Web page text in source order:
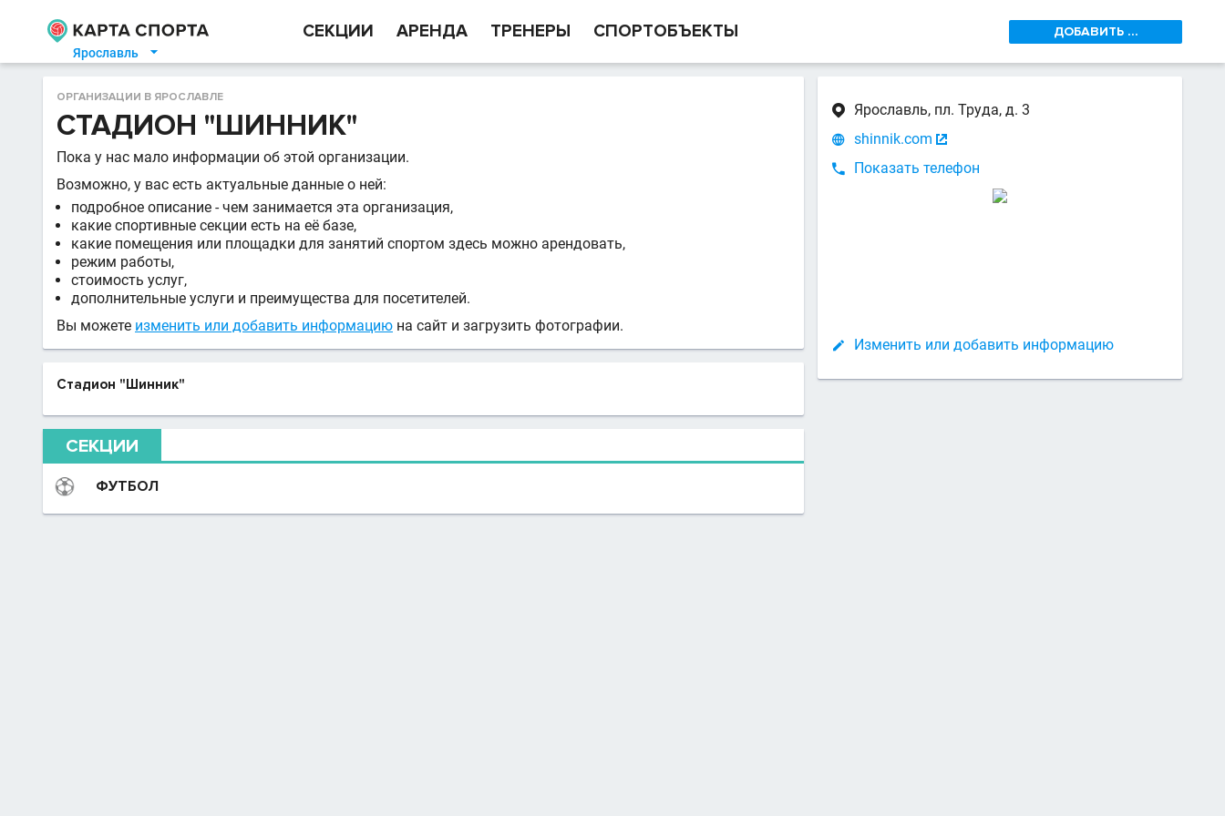
Ярославль 
СЕКЦИИ АРЕНДА ТРЕНЕРЫ СПОРТОБЪЕКТЫ ДОБАВИТЬ ...
ОРГАНИЗАЦИИ В ЯРОСЛАВЛЕ
СТАДИОН "ШИННИК"
Пока у нас мало информации об этой организации.
Возможно, у вас есть актуальные данные о ней:
подробное описание - чем занимается эта организация,
какие спортивные секции есть на её базе,
какие помещения или площадки для занятий спортом здесь можно арендовать,
режим работы,
стоимость услуг,
дополнительные услуги и преимущества для посетителей.
Вы можете изменить или добавить информацию на сайт и загрузить фотографии.
Стадион "Шинник"
СЕКЦИИ
ФУТБОЛ
 Ярославль, пл. Труда, д. 3
 shinnik.com 

Показать телефон
 Изменить или добавить информацию